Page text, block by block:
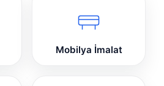
Mobilya İmalat